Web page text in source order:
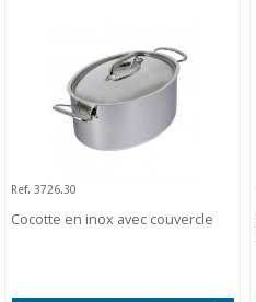
Ref. 3726.30
Cocotte en inox avec couvercle